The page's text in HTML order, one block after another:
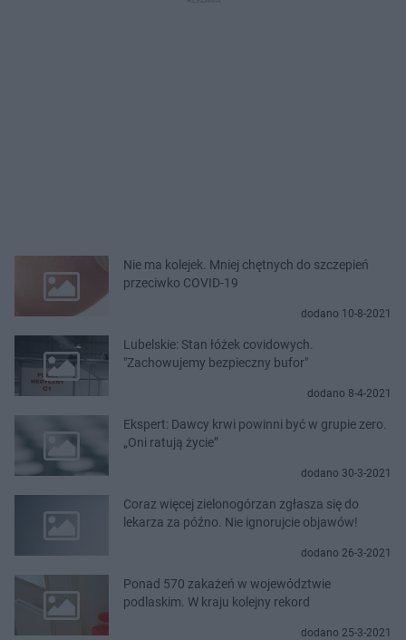
Nie ma kolejek. Mniej chętnych do szczepień
przeciwko COVID-19
dodano 10-8-2021
Lubelskie: Stan łóżek covidowych.
"Zachowujemy bezpieczny bufor"
dodano 8-4-2021
Ekspert: Dawcy krwi powinni być w grupie zero.
„Oni ratują życie”
dodano 30-3-2021
Coraz więcej zielonogórzan zgłasza się do
lekarza za późno. Nie ignorujcie objawów!
dodano 26-3-2021
Ponad 570 zakażeń w województwie
podlaskim. W kraju kolejny rekord
dodano 25-3-2021